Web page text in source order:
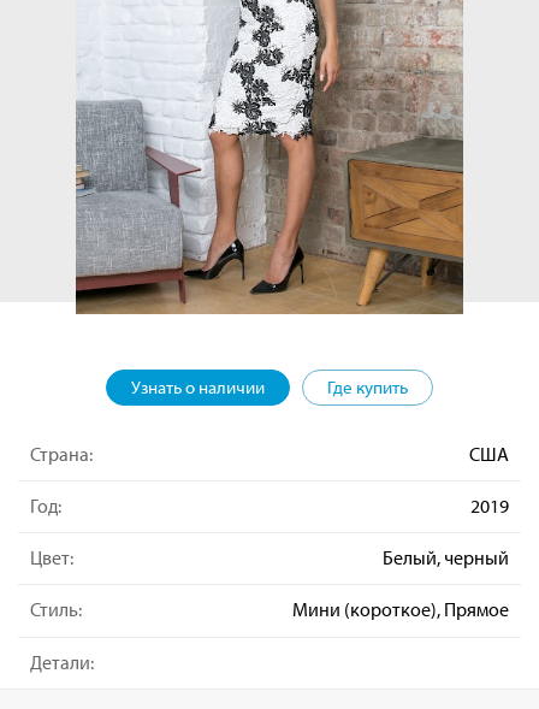
Узнать о наличии Где купить
Страна: США
Год: 2019
Цвет: Белый, черный
Стиль: Мини (короткое), Прямое
Детали: